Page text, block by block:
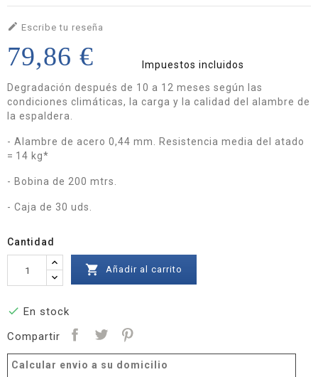
 Escribe tu reseña
79,86 €
Impuestos incluidos
Degradación después de 10 a 12 meses según las
condiciones climáticas, la carga y la calidad del alambre de
la espaldera.
- Alambre de acero 0,44 mm. Resistencia media del atado
= 14 kg*
- Bobina de 200 mtrs.
- Caja de 30 uds.
Cantidad
 Añadir al carrito
 En stock
Compartir
Calcular envio a su domicilio